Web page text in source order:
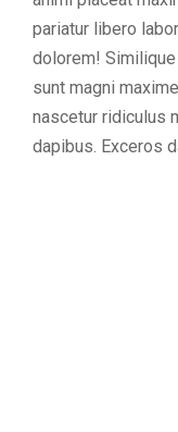
pariatur libero
dolorem!
sunt magni
nascetur ridiculus
dapibus. Exceros